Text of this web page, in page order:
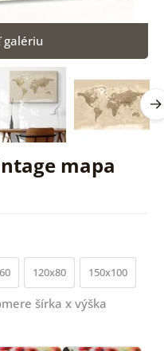
mapa
galériu
120x80 150x100
šírka x výška